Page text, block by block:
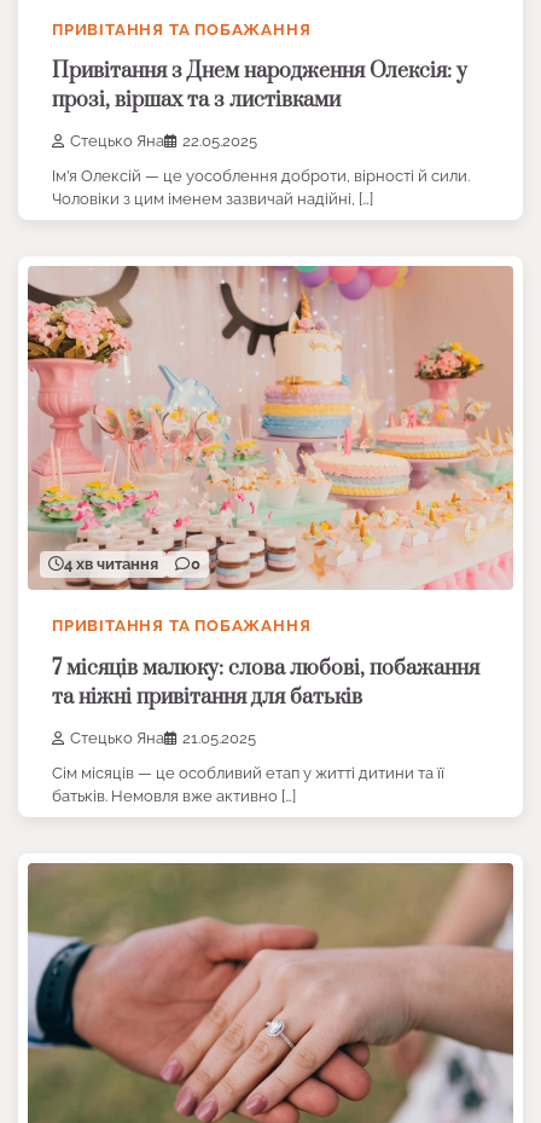
ПРИВІТАННЯ ТА ПОБАЖАННЯ
Привітання з Днем народження Олексія: у
прозі, віршах та з листівками
Стецько Яна
22.05.2025
Ім’я Олексій — це уособлення доброти, вірності й сили.
Чоловіки з цим іменем зазвичай надійні, […]
4 хв читання 0
ПРИВІТАННЯ ТА ПОБАЖАННЯ
7 місяців малюку: слова любові, побажання
та ніжні привітання для батьків
Стецько Яна
21.05.2025
Сім місяців — це особливий етап у житті дитини та її
батьків. Немовля вже активно […]